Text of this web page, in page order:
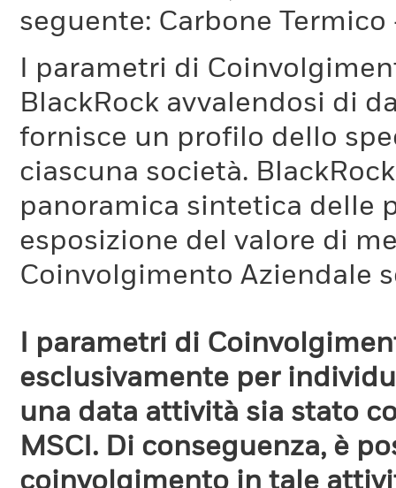
Quali sono le ipotesi e i
ITR?
Questo parametro
un modello che dipende
limiti nell'introduzione di
notare che un parametro
significativo tra i fornitori
seguente: Carbone
I parametri di
BlackRock avvalendosi di
fornisce un profilo dello
ciascuna società.
panoramica sintetica delle
esposizione del valore di
Coinvolgimento Aziendale
I parametri di
esclusivamente per
una data attività sia stato
MSCI. Di conseguenza, è
coinvolgimento in tale